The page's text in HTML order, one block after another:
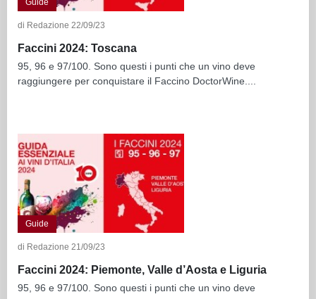
Guide
di Redazione 22/09/23
Faccini 2024: Toscana
95, 96 e 97/100. Sono questi i punti che un vino deve
raggiungere per conquistare il Faccino DoctorWine....
Guide
di Redazione 21/09/23
Faccini 2024: Piemonte, Valle d’Aosta e Liguria
95, 96 e 97/100. Sono questi i punti che un vino deve